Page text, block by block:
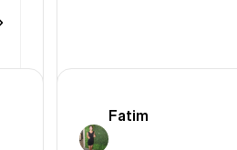
Fatim